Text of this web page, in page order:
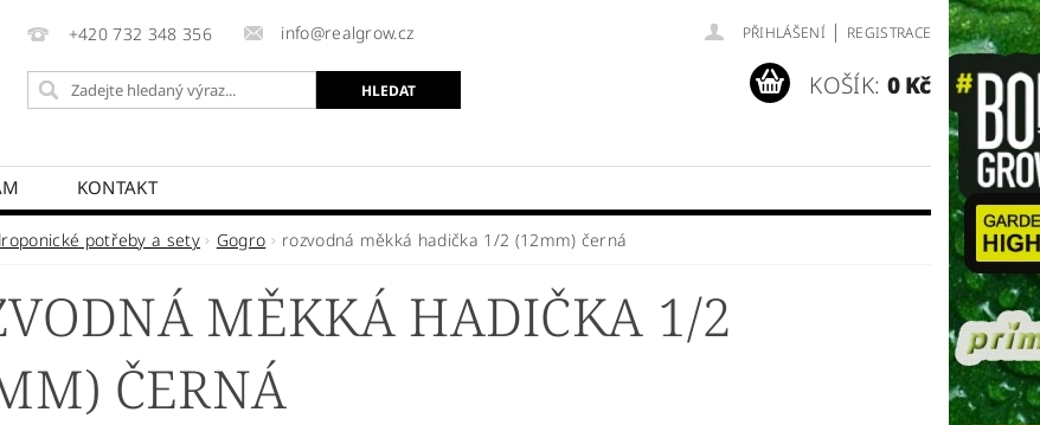
+420 732 348 356 info@realgrow.cz PŘIHLÁŠENÍ | REGISTRACE
KOŠÍK: 0 Kč
KONTAKT
potřeby a sety Gogro rozvodná měkká hadička 1/2 (12mm) černá
MĚKKÁ HADIČKA 1/2
ČERNÁ